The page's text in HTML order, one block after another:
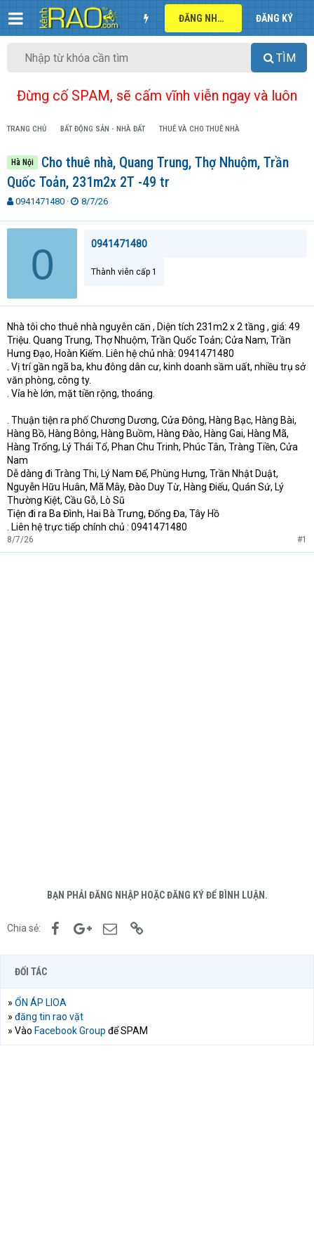
ĐĂNG NHẬP ĐĂNG KÝ
TÌM
Đừng cố SPAM, sẽ cấm vĩnh viễn ngay và luôn
TRANG CHỦ BẤT ĐỘNG SẢN - NHÀ ĐẤT THUÊ VÀ CHO THUÊ NHÀ
Hà Nội
Cho thuê nhà, Quang Trung, Thợ Nhuộm, Trần
Quốc Toản, 231m2x 2T -49 tr
T
r
a
t
e
r
0941471480
N
8/7/26
0 0941471480
Thành viên cấp 1
Nhà tôi cho thuê nhà nguyên căn , Diện tích 231m2 x 2 tầng , giá: 49
Triệu. Quang Trung, Thợ Nhuộm, Trần Quốc Toản; Cửa Nam, Trần
Hưng Đạo, Hoàn Kiếm. Liên hệ chủ nhà: 0941471480
. Vị trí gần ngã ba, khu đông dân cư, kinh doanh sầm uất, nhiều trụ sở
văn phòng, công ty.
. Vỉa hè lớn, mặt tiền rộng, thoáng.
. Thuận tiện ra phố Chương Dương, Cửa Đông, Hàng Bạc, Hàng Bài,
Hàng Bồ, Hàng Bông, Hàng Buồm, Hàng Đào, Hàng Gai, Hàng Mã,
Hàng Trống, Lý Thái Tổ, Phan Chu Trinh, Phúc Tân, Tràng Tiền, Cửa
Nam
Dễ dàng đi Tràng Thi, Lý Nam Đế, Phùng Hưng, Trần Nhật Duật,
Nguyễn Hữu Huân, Mã Mây, Đào Duy Từ, Hàng Điếu, Quán Sứ, Lý
Thường Kiệt, Cầu Gỗ, Lò Sũ
Tiện đi ra Ba Đình, Hai Bà Trưng, Đống Đa, Tây Hồ
. Liên hệ trực tiếp chính chủ : 0941471480
8/7/26 #1
BẠN PHẢI ĐĂNG NHẬP HOẶC ĐĂNG KÝ ĐỂ BÌNH LUẬN.
Chia sẻ: FacebookGoogle+Email
ĐỐI TÁC
» ỔN ÁP LIOA
» đăng tin rao vặt
» Vào Facebook Group để SPAM